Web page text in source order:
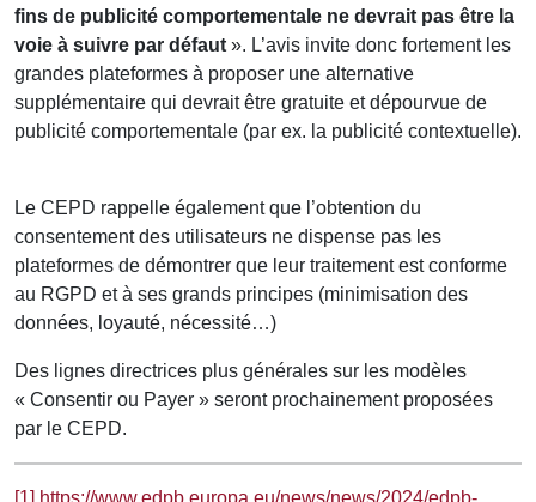
fins de publicité comportementale ne devrait pas être la
voie à suivre par défaut ». L’avis invite donc fortement les
grandes plateformes à proposer une alternative
supplémentaire qui devrait être gratuite et dépourvue de
publicité comportementale (par ex. la publicité contextuelle).
Le CEPD rappelle également que l’obtention du
consentement des utilisateurs ne dispense pas les
plateformes de démontrer que leur traitement est conforme
au RGPD et à ses grands principes (minimisation des
données, loyauté, nécessité…)
Des lignes directrices plus générales sur les modèles
« Consentir ou Payer » seront prochainement proposées
par le CEPD.
[1] https://www.edpb.europa.eu/news/news/2024/edpb-